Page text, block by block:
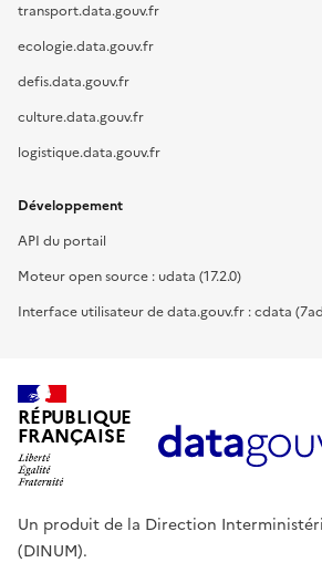
transport.data.gouv.fr
ecologie.data.gouv.fr
defis.data.gouv.fr
culture.data.gouv.fr
logistique.data.gouv.fr
Développement
API du portail
Moteur open source : udata (17.2.0)
Interface utilisateur de data.gouv.fr : cdata
RÉPUBLIQUE
FRANÇAISE
Un produit de la Direction
(DINUM).